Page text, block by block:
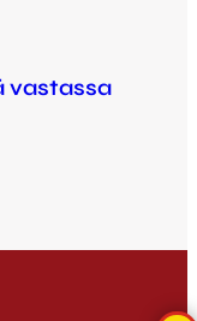
vastassa